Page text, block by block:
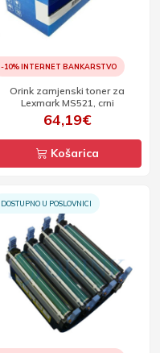
-10% INTERNET BANKARSTVO
Orink zamjenski toner za
Lexmark MS521, crni
64,19€
Košarica
DOSTUPNO U POSLOVNICI